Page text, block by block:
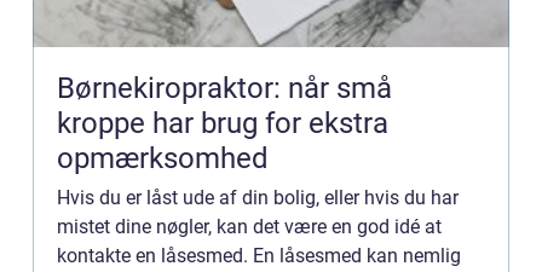
Børnekiropraktor: når små
kroppe har brug for ekstra
opmærksomhed
Hvis du er låst ude af din bolig, eller hvis du har
mistet dine nøgler, kan det være en god idé at
kontakte en låsesmed. En låsesmed kan nemlig